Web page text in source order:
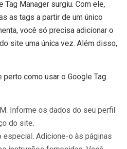
Manager surgiu. Com ele,
as tags a partir de um único
você só precisa adicionar o
site uma única vez. Além disso,
perto como usar o Google Tag
Informe os dados do seu perfil
do site.
especial. Adicione-o às páginas